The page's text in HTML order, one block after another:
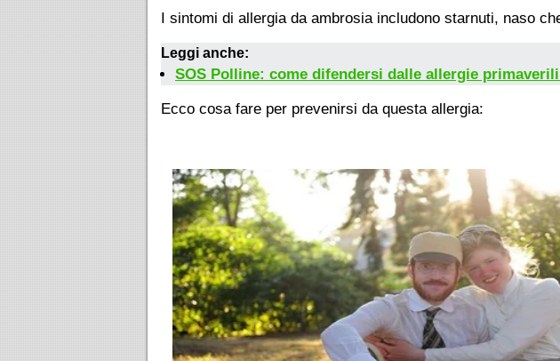
I sintomi di allergia da ambrosia includono starnuti, naso
Leggi anche:
SOS Polline: come difendersi dalle allergie
Ecco cosa fare per prevenirsi da questa allergia: